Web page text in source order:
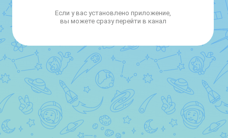
Если у вас установлено приложение,
вы можете сразу перейти в канал